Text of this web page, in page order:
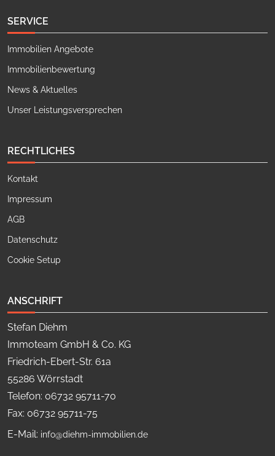
SERVICE
Immobilien Angebote
Immobilienbewertung
News & Aktuelles
Unser Leistungsversprechen
RECHTLICHES
Kontakt
Impressum
AGB
Datenschutz
Cookie Setup
ANSCHRIFT
Stefan Diehm
Immoteam GmbH & Co. KG
Friedrich-Ebert-Str. 61a
55286 Wörrstadt
Telefon: 06732 95711-70
Fax: 06732 95711-75
E-Mail: info@diehm-immobilien.de